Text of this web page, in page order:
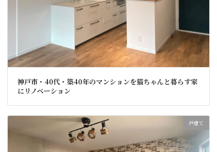
神戸市・40代・築40年のマンションを猫ちゃんと暮らす家
にリノベーション
戸建て